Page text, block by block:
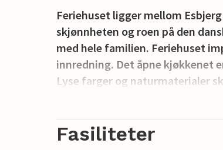
Feriehuset ligger mellom
skjønnheten og roen på den
med hele familien. Feriehuset
innredning. Det åpne kjøkkenet
Lyse farger og naturmaterialer
slipper inn rikelig med lys. Nyt
Fasiliteter